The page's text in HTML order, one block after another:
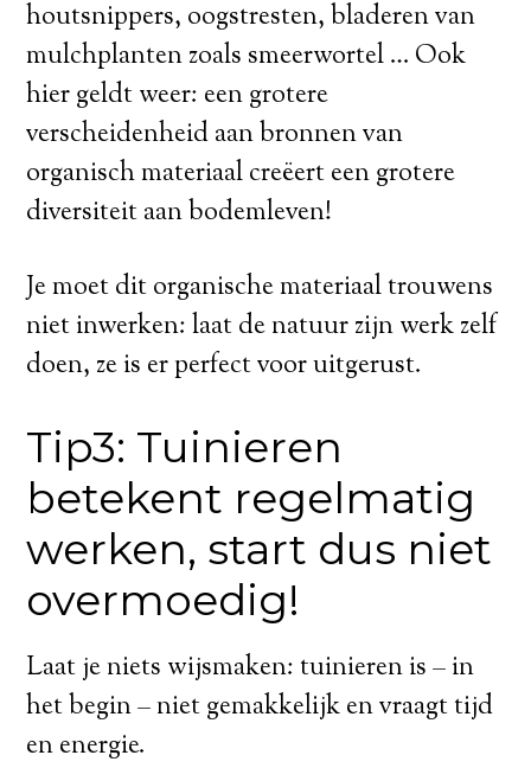
houtsnippers, oogstresten, bladeren van
mulchplanten zoals smeerwortel … Ook
hier geldt weer: een grotere
verscheidenheid aan bronnen van
organisch materiaal creëert een grotere
diversiteit aan bodemleven!
Je moet dit organische materiaal trouwens
niet inwerken: laat de natuur zijn werk zelf
doen, ze is er perfect voor uitgerust.
Tip3: Tuinieren
betekent regelmatig
werken, start dus niet
overmoedig!
Laat je niets wijsmaken: tuinieren is – in
het begin – niet gemakkelijk en vraagt tijd
en energie.